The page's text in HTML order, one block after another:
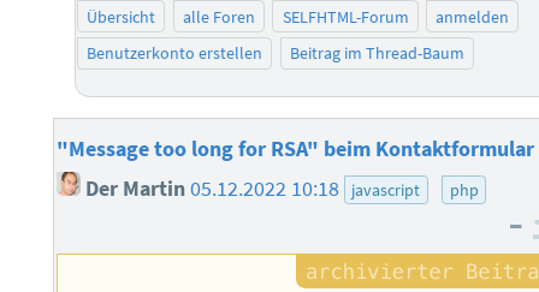
Übersicht alle Foren SELFHTML-Forum
anmelden
Benutzerkonto erstellen
Beitrag im Thread-Baum
"Message too long for RSA" beim Kontaktformular
Der Martin05.12.2022 10:18 javascript php
–